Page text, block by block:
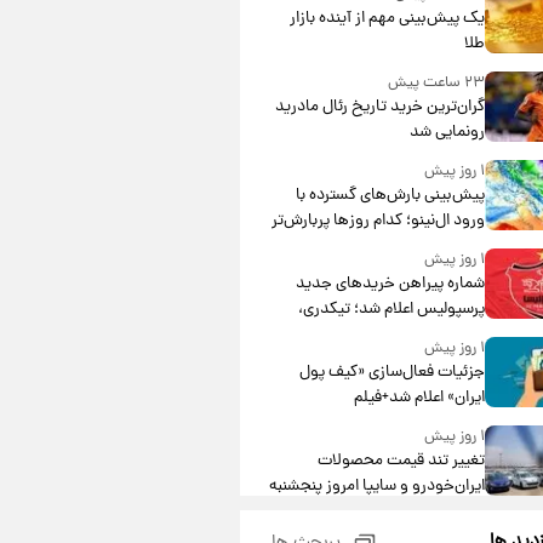
یک پیش‌بینی مهم از آینده بازار
طلا
۲۳ ساعت پیش
گران‌ترین خرید تاریخ رئال مادرید
رونمایی شد
۱ روز پیش
پیش‌بینی بارش‌های گسترده با
ورود ال‌نینو؛ کدام روزها پربارش‌تر
خواهند بود؟
۱ روز پیش
شماره پیراهن خریدهای جدید
پرسپولیس اعلام شد؛ تیکدری،
محبی و سرگیف با اعداد ویژه
۱ روز پیش
جزئیات فعال‌سازی «کیف پول
ایران» اعلام شد+فیلم
۱ روز پیش
تغییر تند قیمت محصولات
ایران‌خودرو و سایپا امروز پنجشنبه